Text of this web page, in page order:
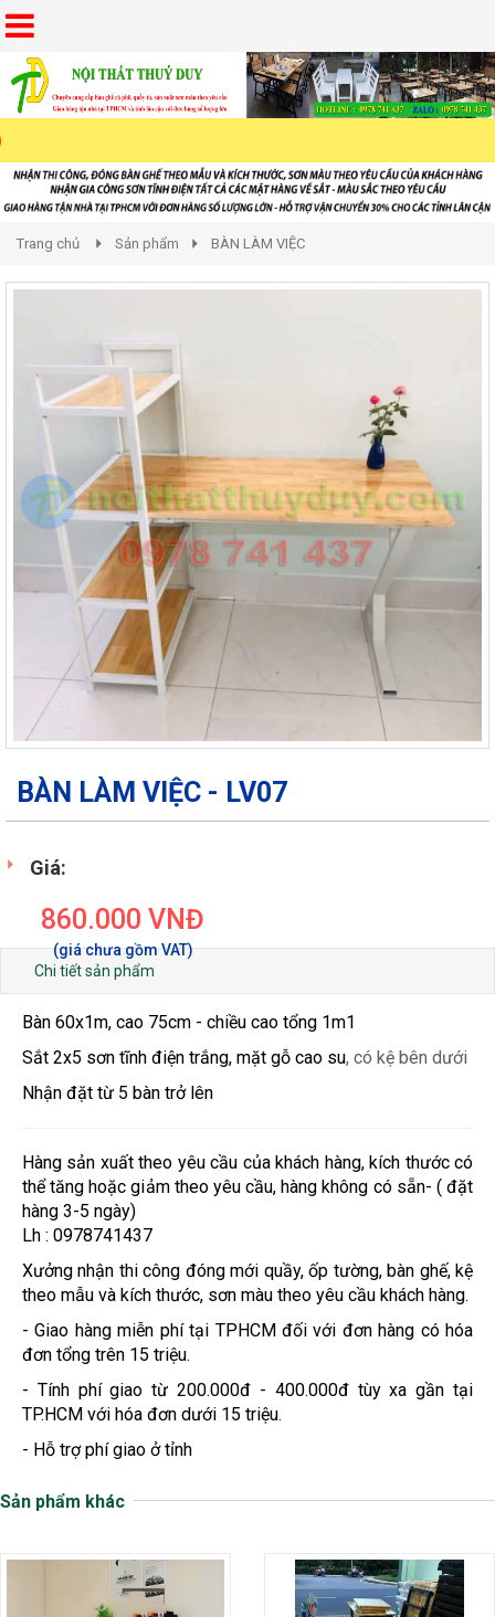
Trang chủ Sản phẩm BÀN LÀM VIỆC
BÀN LÀM VIỆC - LV07
Giá:
860.000 VNĐ
Chi tiết sản phẩm
Bàn 60x1m, cao 75cm - chiều cao tổng 1m1
Sắt 2x5 sơn tĩnh điện trắng, mặt gỗ cao su, có kệ bên dưới
Nhận đặt từ 5 bàn trở lên
Hàng sản xuất theo yêu cầu của khách hàng, kích thước có
thể tăng hoặc giảm theo yêu cầu, hàng không có sẵn- ( đặt
hàng 3-5 ngày)
Lh : 0978741437
Xưởng nhận thi công đóng mới quầy, ốp tường, bàn ghế, kệ
theo mẫu và kích thước, sơn màu theo yêu cầu khách hàng.
- Giao hàng miễn phí tại TPHCM đối với đơn hàng có hóa
đơn tổng trên 15 triệu.
- Tính phí giao từ 200.000đ - 400.000đ tùy xa gần tại
TP.HCM với hóa đơn dưới 15 triệu.
- Hỗ trợ phí giao ở tỉnh
Sản phẩm khác